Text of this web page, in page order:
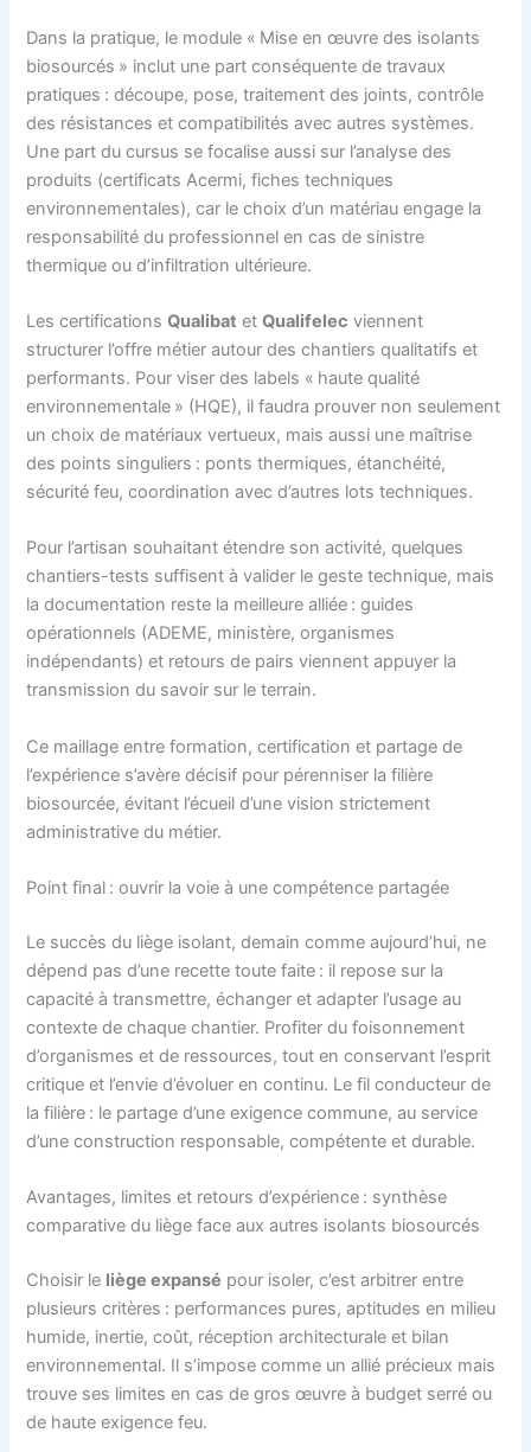
Dans la pratique, le module « Mise en œuvre des isolants
biosourcés » inclut une part conséquente de travaux
pratiques : découpe, pose, traitement des joints, contrôle
des résistances et compatibilités avec autres systèmes.
Une part du cursus se focalise aussi sur l’analyse des
produits (certificats Acermi, fiches techniques
environnementales), car le choix d’un matériau engage la
responsabilité du professionnel en cas de sinistre
thermique ou d’infiltration ultérieure.
Les certificationsQualibat etQualifelec viennent
structurer l’offre métier autour des chantiers qualitatifs et
performants. Pour viser des labels « haute qualité
environnementale » (HQE), il faudra prouver non seulement
un choix de matériaux vertueux, mais aussi une maîtrise
des points singuliers : ponts thermiques, étanchéité,
sécurité feu, coordination avec d’autres lots techniques.
Pour l’artisan souhaitant étendre son activité, quelques
chantiers-tests suffisent à valider le geste technique, mais
la documentation reste la meilleure alliée : guides
opérationnels (ADEME, ministère, organismes
indépendants) et retours de pairs viennent appuyer la
transmission du savoir sur le terrain.
Ce maillage entre formation, certification et partage de
l’expérience s’avère décisif pour pérenniser la filière
biosourcée, évitant l’écueil d’une vision strictement
administrative du métier.
Point final : ouvrir la voie à une compétence partagée
Le succès du liège isolant, demain comme aujourd’hui, ne
dépend pas d’une recette toute faite : il repose sur la
capacité à transmettre, échanger et adapter l’usage au
contexte de chaque chantier. Profiter du foisonnement
d’organismes et de ressources, tout en conservant l’esprit
critique et l’envie d’évoluer en continu. Le fil conducteur de
la filière : le partage d’une exigence commune, au service
d’une construction responsable, compétente et durable.
Avantages, limites et retours d’expérience : synthèse
comparative du liège face aux autres isolants biosourcés
Choisir le liège expansé pour isoler, c’est arbitrer entre
plusieurs critères : performances pures, aptitudes en milieu
humide, inertie, coût, réception architecturale et bilan
environnemental. Il s’impose comme un allié précieux mais
trouve ses limites en cas de gros œuvre à budget serré ou
de haute exigence feu.